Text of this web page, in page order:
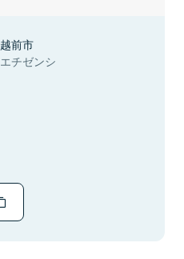
越前市
エチゼンシ